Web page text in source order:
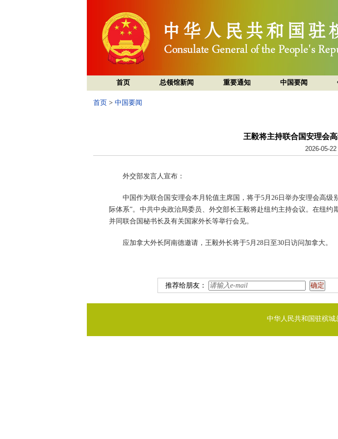
首页 总领馆新闻 重要通知 中国要闻
首页 > 中国要闻
王毅将主持联合国安理会
2026-05-
外交部发言人宣布：
中国作为联合国安理会本月轮值主席国，将于5月26日举办安理会高
际体系”。中共中央政治局委员、外交部长王毅将赴纽约主持会议。在纽约
并同联合国秘书长及有关国家外长等举行会见。
应加拿大外长阿南德邀请，王毅外长将于5月28日至30日访问加拿大。
推荐给朋友：
中华人民共和国驻槟城